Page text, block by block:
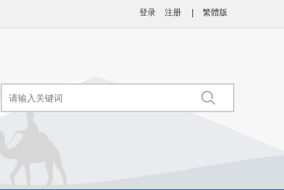
登录 注册 繁體版